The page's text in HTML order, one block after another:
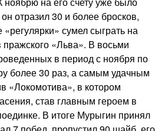
отразил 30 и более бросков,
сумел сыграть на
«Льва». В восьми
в период с ноября по
более 30 раз, а самым удачным
«Локомотива», в котором
став главным героем в
В итоге Мурыгин принял